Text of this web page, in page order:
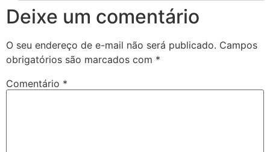
Deixe um comentário
O seu endereço de e-mail não será publicado. Campos
obrigatórios são marcados com *
Comentário *